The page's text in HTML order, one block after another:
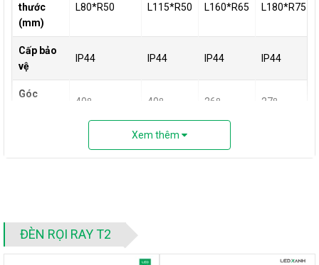
thước
(mm)
L80*R50 L115*R50 L160*R65 L180*R75
Cấp bảo
vệ
IP44 IP44 IP44 IP44
Góc
40º 40º 26º 27º
CRI>90 CRI>90 CRI>90
Điện áp 220VAC
Xem thêm
ĐÈN RỌI RAY T2